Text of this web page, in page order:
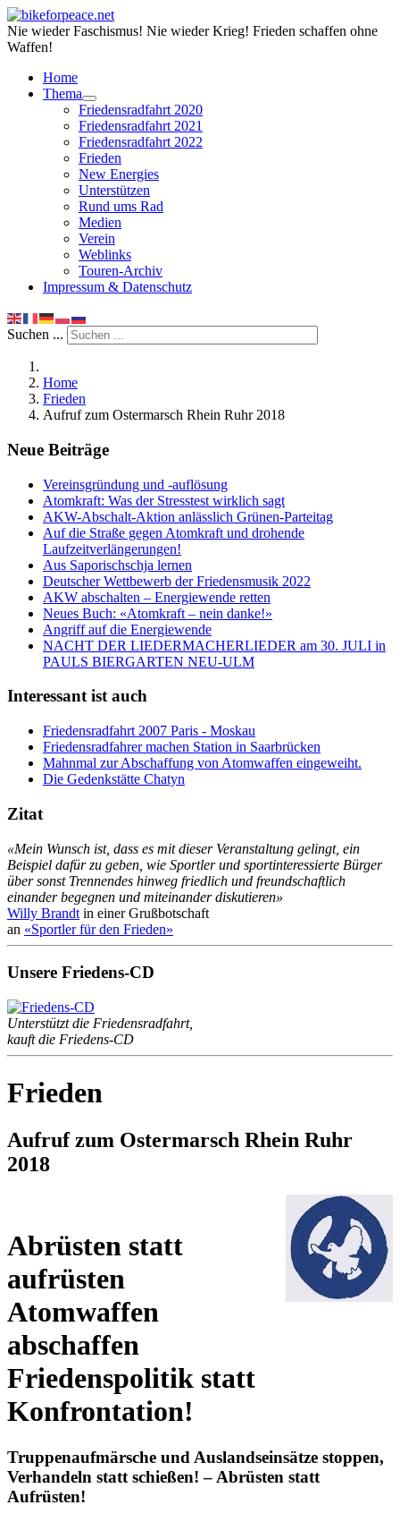
Nie wieder Faschismus! Nie wieder Krieg! Frieden schaffen ohne
Waffen!
Home
Thema
Friedensradfahrt 2020
Friedensradfahrt 2021
Friedensradfahrt 2022
Frieden
New Energies
Unterstützen
Rund ums Rad
Medien
Verein
Weblinks
Touren-Archiv
Impressum & Datenschutz
Suchen ...
Home
Frieden
Aufruf zum Ostermarsch Rhein Ruhr 2018
Neue Beiträge
Vereinsgründung und -auflösung
Atomkraft: Was der Stresstest wirklich sagt
AKW-Abschalt-Aktion anlässlich Grünen-Parteitag
Auf die Straße gegen Atomkraft und drohende
Laufzeitverlängerungen!
Aus Saporischschja lernen
Deutscher Wettbewerb der Friedensmusik 2022
AKW abschalten – Energiewende retten
Neues Buch: «Atomkraft – nein danke!»
Angriff auf die Energiewende
NACHT DER LIEDERMACHERLIEDER am 30. JULI in
PAULS BIERGARTEN NEU-ULM
Interessant ist auch
Friedensradfahrt 2007 Paris - Moskau
Friedensradfahrer machen Station in Saarbrücken
Mahnmal zur Abschaffung von Atomwaffen eingeweiht.
Die Gedenkstätte Chatyn
Zitat
«Mein Wunsch ist, dass es mit dieser Veranstaltung gelingt, ein
Beispiel dafür zu geben, wie Sportler und sportinteressierte Bürger
über sonst Trennendes hinweg friedlich und freundschaftlich
einander begegnen und miteinander diskutieren»
Willy Brandt in einer Grußbotschaft
an «Sportler für den Frieden»
Unsere Friedens-CD
Unterstützt die Friedensradfahrt,
kauft die Friedens-CD
Frieden
Aufruf zum Ostermarsch Rhein Ruhr
2018
Abrüsten statt
aufrüsten
Atomwaffen
abschaffen
Friedenspolitik statt
Konfrontation!
Truppenaufmärsche und Auslandseinsätze stoppen,
Verhandeln statt schießen! – Abrüsten statt
Aufrüsten!